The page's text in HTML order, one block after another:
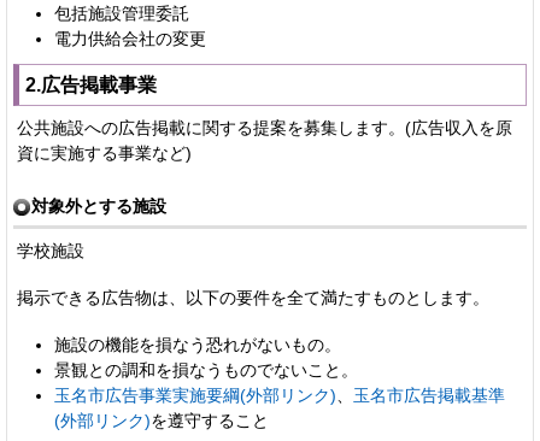
包括施設管理委託
電力供給会社の変更
2.広告掲載事業
公共施設への広告掲載に関する提案を募集します。(広告収入を原
資に実施する事業など)
対象外とする施設
学校施設
掲示できる広告物は、以下の要件を全て満たすものとします。
施設の機能を損なう恐れがないもの。
景観との調和を損なうものでないこと。
玉名市広告事業実施要綱(外部リンク)
玉名市広告掲載基準
(外部リンク)を遵守すること